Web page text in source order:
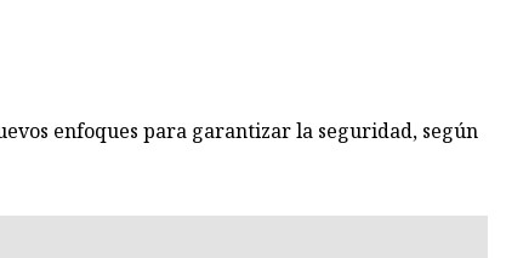
enfoques para garantizar la seguridad, según